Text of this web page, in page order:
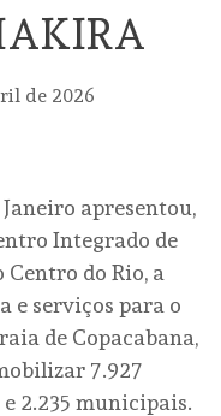
de 2026
Janeiro apresentou,
Integrado de
Centro do Rio, a
e serviços para o
de Copacabana,
7.927
e 2.235 municipais.